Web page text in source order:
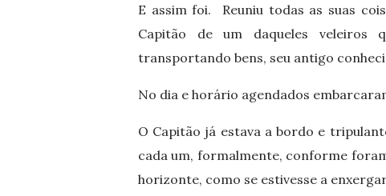
E assim foi. Reuniu todas as suas
Capitão de um daqueles veleiros
transportando bens, seu antigo
No dia e horário agendados
O Capitão já estava a bordo e
cada um, formalmente, conforme
horizonte, como se estivesse a